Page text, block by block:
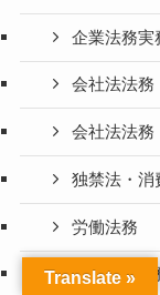
企業法務実
会社法法務
会社法法務
独禁法・消
労働法務
労働法務実
Translate »